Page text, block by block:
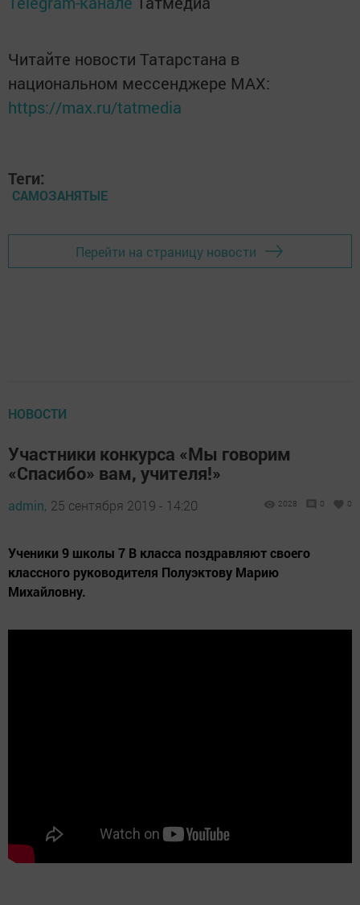
Читайте новости Татарстана в
национальном мессенджере MАХ:
https://max.ru/tatmedia
Теги:
САМОЗАНЯТЫЕ
Перейти на страницу новости
НОВОСТИ
Участники конкурса «Мы говорим
«Спасибо» вам, учителя!»
admin, 25 сентября 2019 - 14:20 2028 0 0
Ученики 9 школы 7 В класса поздравляют своего
классного руководителя Полуэктову Марию
Михайловну.